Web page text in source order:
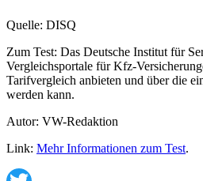
Quelle: DISQ
Zum Test: Das Deutsche Institut für
Vergleichsportale für Kfz-
Tarifvergleich anbieten und über die
werden kann.
Autor: VW-Redaktion
Link: Mehr Informationen zum Test.